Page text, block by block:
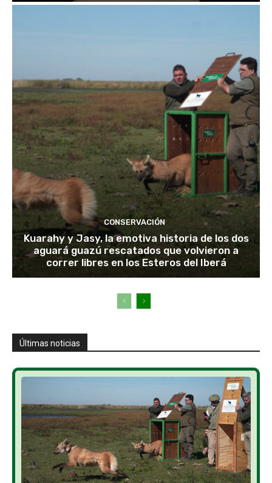
CONSERVACIÓN
Kuarahy y Jasy, la emotiva historia de los dos
aguará guazú rescatados que volvieron a
correr libres en los Esteros del Iberá
Últimas noticias